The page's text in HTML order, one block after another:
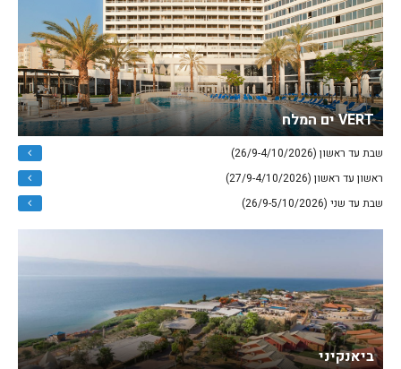
VERT ים המלח
שבת עד ראשון (26/9-4/10/2026)
ראשון עד ראשון (27/9-4/10/2026)
שבת עד שני (26/9-5/10/2026)
ביאנקיני